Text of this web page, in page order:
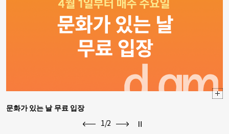
문화가 있는 날 무료 입장
회색의 하루
이전보기 1/2 다음보기